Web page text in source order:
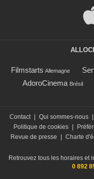
Filmstarts Allemagne
AdoroCinema Brésil
Contact Qui sommes-nous
Politique de cookies
Revue de presse
Charte
Retrouvez tous les horaires et
0 892